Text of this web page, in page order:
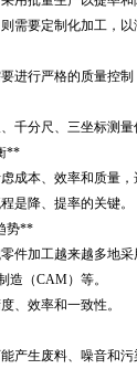
需要定制化加工，以
进行严格的质量控制
千分尺、三坐标测量
**
成本、效率和质量，
是降、提率的关键。
势**
件加工越来越多地
造（CAM）等。
、效率和一致性。
产生废料、噪音和污